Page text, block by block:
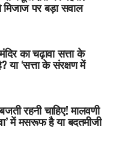
पर बड़ा सवाल
का चढ़ावा सत्ता के
या ‘सत्ता के संरक्षण में
रहनी चाहिए! मालवणी
में मसरूफ है या बदतमीजी